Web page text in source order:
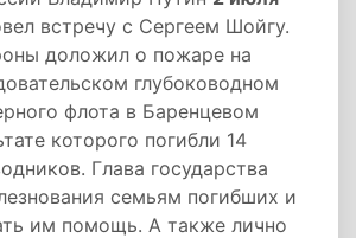
встречу с Сергеем Шойгу.
доложил о пожаре на
глубоководном
флота в Баренцевом
которого погибли 14
Глава государства
семьям погибших и
им помощь. А также лично